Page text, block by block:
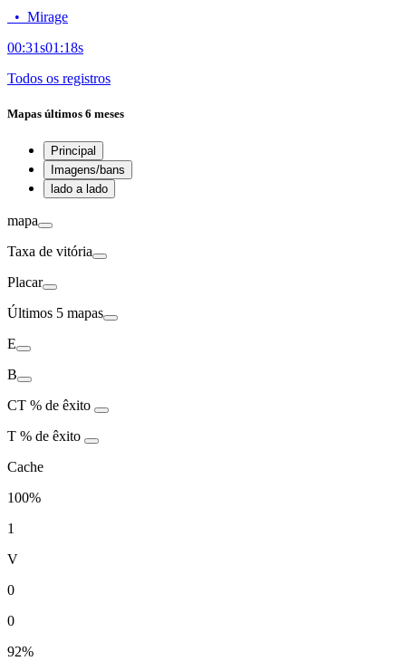
• Mirage
00:31s01:18s
Todos os registros
Mapas últimos 6 meses
Principal
Imagens/bans
lado a lado
mapa
Taxa de vitória
Placar
Últimos 5 mapas
E
B
CT % de êxito
T % de êxito
Cache
100%
1
V
0
0
92%